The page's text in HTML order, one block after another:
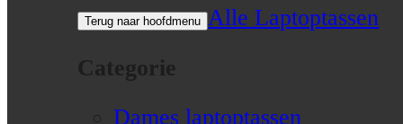
Terug naar hoofdmenu Alle Laptoptassen
Categorie
Dames laptoptassen